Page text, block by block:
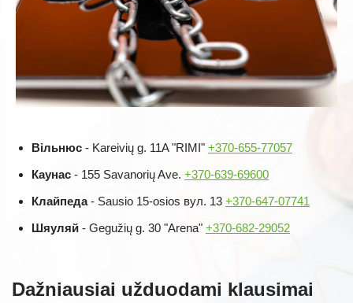
Вільнюс - Kareivių g. 11A "RIMI" +370-655-77057
Каунас - 155 Savanorių Ave. +370-639-69600
Клайпеда- Sausio 15-osios вул. 13 +370-647-07741
Шяуляй - Gegužių g. 30 "Arena" +370-682-29052
Dažniausiai užduodami klausimai